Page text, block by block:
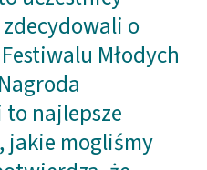
o
Młodych
najlepsze
jakie mogliśmy